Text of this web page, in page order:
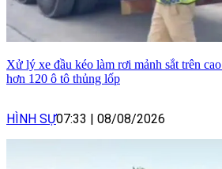
Xử lý xe đầu kéo làm rơi mảnh sắt trên
hơn 120 ô tô thủng lốp
HÌNH SỰ07:33 | 08/08/2026